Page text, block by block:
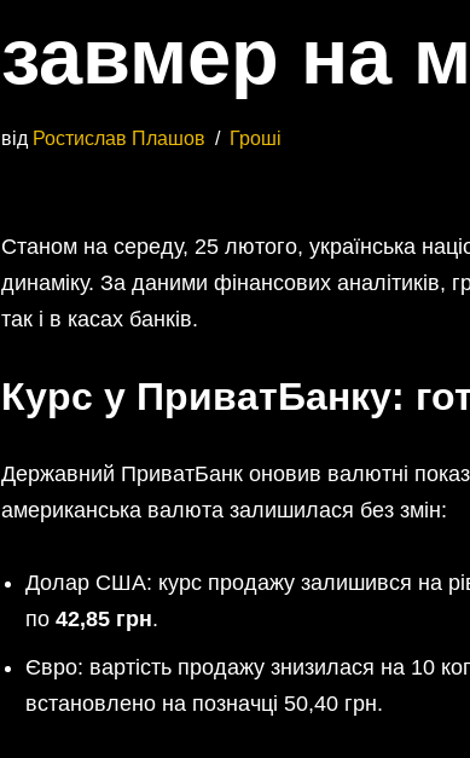
завмер на
від Ростислав Плашов Гроші
Станом на середу, 25 лютого, українська
динаміку. За даними фінансових аналітиків,
так і в касах банків.
Курс у ПриватБанку:
Державний ПриватБанк оновив валютні
американська валюта залишилася без змін:
Долар США: курс продажу залишився на
по 42,85 грн.
Євро: вартість продажу знизилася на 10
встановлено на позначці 50,40 грн.